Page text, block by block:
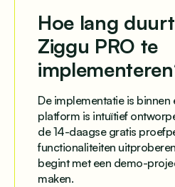
Hoe lang
Ziggu PRO te
De implementatie is
platform is intuïtief
de 14-daagse gratis
functionaliteiten
begint met een demo-
maken.